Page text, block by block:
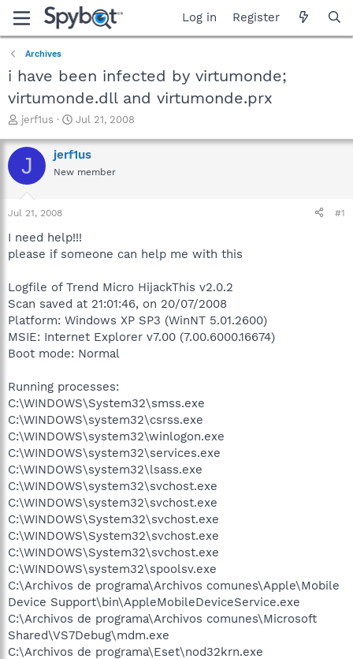
Log in Register
Archives
i have been infected by virtumonde;
virtumonde.dll and virtumonde.prx
T
r
e
a
t
a
t
r
jerf1us
S
a
r
t
e
Jul 21, 2008
J jerf1us
New member
Jul 21, 2008 #1
I need help!!!
please if someone can help me with this
Logfile of Trend Micro HijackThis v2.0.2
Scan saved at 21:01:46, on 20/07/2008
Platform: Windows XP SP3 (WinNT 5.01.2600)
MSIE: Internet Explorer v7.00 (7.00.6000.16674)
Boot mode: Normal
Running processes:
C:\WINDOWS\System32\smss.exe
C:\WINDOWS\system32\csrss.exe
C:\WINDOWS\system32\winlogon.exe
C:\WINDOWS\system32\services.exe
C:\WINDOWS\system32\lsass.exe
C:\WINDOWS\system32\svchost.exe
C:\WINDOWS\system32\svchost.exe
C:\WINDOWS\System32\svchost.exe
C:\WINDOWS\System32\svchost.exe
C:\WINDOWS\System32\svchost.exe
C:\WINDOWS\system32\spoolsv.exe
C:\Archivos de programa\Archivos comunes\Apple\Mobile
Device Support\bin\AppleMobileDeviceService.exe
C:\Archivos de programa\Archivos comunes\Microsoft
Shared\VS7Debug\mdm.exe
C:\Archivos de programa\Eset\nod32krn.exe